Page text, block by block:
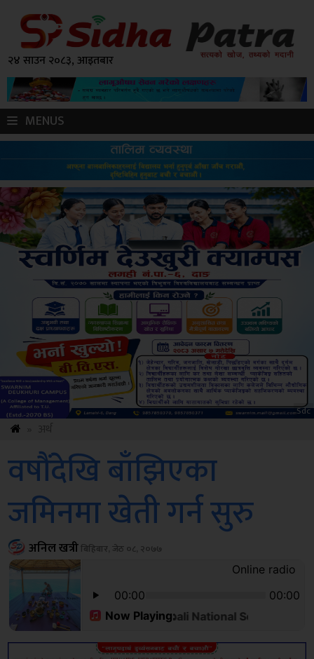
२४ साउन २०८३, आइतबार
MENUS
Sdc
वषौंदेखि बाँझिएका
जमिनमा खेती गर्न सुरु
अनिल खत्रीबिहिबार, जेठ ०८, २०७७